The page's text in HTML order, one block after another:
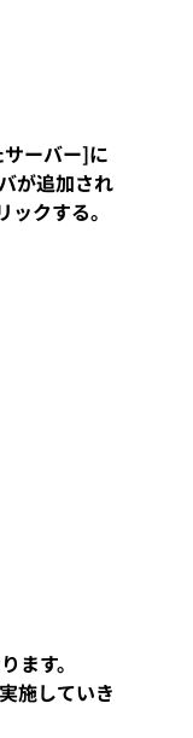
ーバー]に
が追加され
クする。
ます。
施していき